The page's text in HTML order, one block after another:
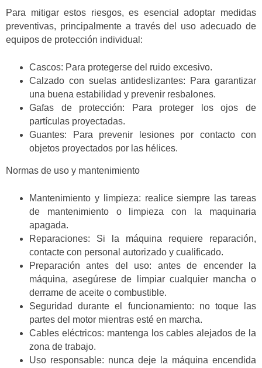
Para mitigar estos riesgos, es esencial adoptar medidas
preventivas, principalmente a través del uso adecuado de
equipos de protección individual:
Cascos: Para protegerse del ruido excesivo.
Calzado con suelas antideslizantes: Para garantizar
una buena estabilidad y prevenir resbalones.
Gafas de protección: Para proteger los ojos de
partículas proyectadas.
Guantes: Para prevenir lesiones por contacto con
objetos proyectados por las hélices.
Normas de uso y mantenimiento
Mantenimiento y limpieza: realice siempre las tareas
de mantenimiento o limpieza con la maquinaria
apagada.
Reparaciones: Si la máquina requiere reparación,
contacte con personal autorizado y cualificado.
Preparación antes del uso: antes de encender la
máquina, asegúrese de limpiar cualquier mancha o
derrame de aceite o combustible.
Seguridad durante el funcionamiento: no toque las
partes del motor mientras esté en marcha.
Cables eléctricos: mantenga los cables alejados de la
zona de trabajo.
Uso responsable: nunca deje la máquina encendida